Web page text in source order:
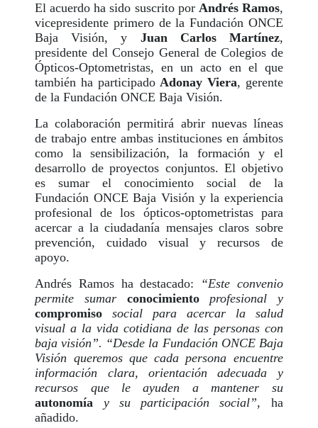
El acuerdo ha sido suscrito por Andrés Ramos,
vicepresidente primero de la Fundación ONCE
Baja Visión, y Juan Carlos Martínez,
presidente del Consejo General de Colegios de
Ópticos-Optometristas, en un acto en el que
también ha participadoAdonay Viera, gerente
de la Fundación ONCE Baja Visión.
La colaboración permitirá abrir nuevas líneas
de trabajo entre ambas instituciones en ámbitos
como la sensibilización, la formación y el
desarrollo de proyectos conjuntos. El objetivo
es sumar el conocimiento social de la
Fundación ONCE Baja Visión y la experiencia
profesional de los ópticos-optometristas para
acercar a la ciudadanía mensajes claros sobre
prevención, cuidado visual y recursos de
apoyo.
Andrés Ramos ha destacado: “Este convenio
permite sumar conocimientoprofesional y
compromisosocial para acercar la salud
visual a la vida cotidiana de las personas con
baja visión”. “Desde la Fundación ONCE Baja
Visión queremos que cada persona encuentre
información clara, orientación adecuada y
recursos que le ayuden a mantener su
autonomía y su participación social”, ha
añadido.